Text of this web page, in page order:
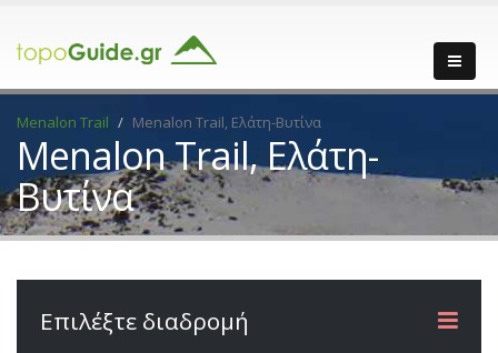
Menalon Trail Menalon Trail, Ελάτη-Βυτίνα
Menalon Trail, Ελάτη-
Βυτίνα
Επιλέξτε διαδρομή